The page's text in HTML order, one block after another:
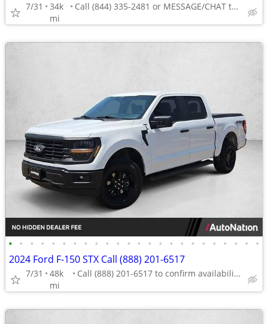
7/31
34k
mi
Call (844) 335-2481 or MESSAGE/CHAT to confirm availability
• • • • • • • • • • • • • • • • • • • • • • • •
2024 Ford F-150 STX Call (888) 201-6517
7/31
48k
mi
Call (888) 201-6517 to confirm availability - May 14th